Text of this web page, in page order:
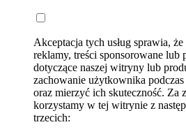
Akceptacja tych usług sprawia,
reklamy, treści sponsorowane lub
dotyczące naszej witryny lub
zachowanie użytkownika
oraz mierzyć ich skuteczność. Za
korzystamy w tej witrynie z
trzecich: